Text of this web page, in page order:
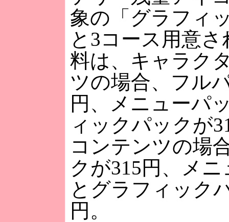
象の「グラフィ
と3コース用意
料は、キャラク
ツの場合、フル
円、メニューパ
ィックパックが
コンテンツの場
クが315円、メ
とグラフィック
円。